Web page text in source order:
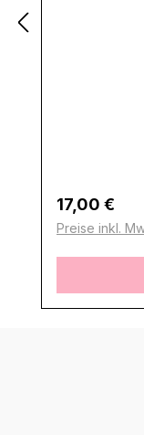
Regulärer
17,00 €
Preise inkl.